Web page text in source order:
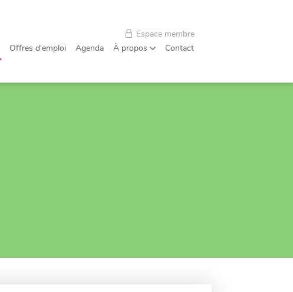
Offres d'emploi Agenda À propos Contact
Espace membre